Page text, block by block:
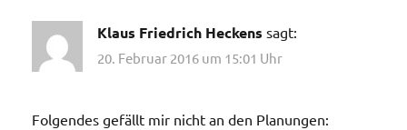
Klaus Friedrich Heckens sagt:
20. Februar 2016 um 15:01 Uhr
Folgendes gefällt mir nicht an den Planungen: